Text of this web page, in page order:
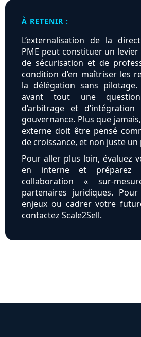
À RETENIR :
L’externalisation de la
PME peut constituer un levier
de sécurisation et de
condition d’en maîtriser les
la délégation sans pilotage.
avant tout une question
d’arbitrage et
gouvernance. Plus que
externe doit être pensé
de croissance, et non juste
Pour aller plus loin, évaluez
en interne et préparez
collaboration « sur-
partenaires juridiques.
enjeux ou cadrer votre
contactez Scale2Sell.